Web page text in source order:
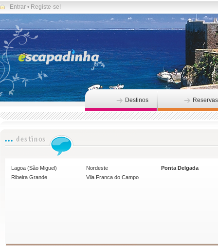
Entrar • Registe-se!
Destinos Reservas
Lagoa (São Miguel) Nordeste
Ponta Delgada
Ribeira Grande
Vila Franca do Campo